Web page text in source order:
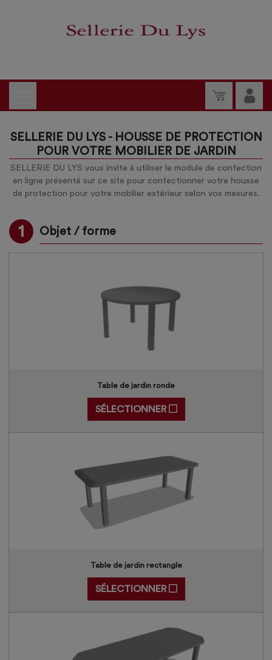
SELLERIE DU LYS - HOUSSE DE PROTECTION
POUR VOTRE MOBILIER DE JARDIN
SELLERIE DU LYS vous invite à utiliser le module de confection
en ligne présenté sur ce site pour confectionner votre housse
de protection pour votre mobilier extérieur selon vos mesures.
1 Objet / forme
Table de jardin ronde
SÉLECTIONNER
Table de jardin rectangle
SÉLECTIONNER